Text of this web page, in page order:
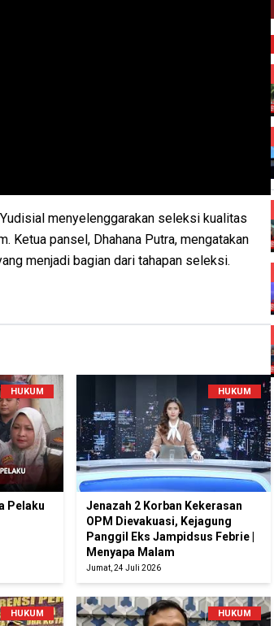
menyelenggarakan seleksi kualitas
Ketua pansel, Dhahana Putra, mengatakan
menjadi bagian dari tahapan seleksi.
HUKUM
Pelaku
HUKUM
Jenazah 2 Korban Kekerasan
OPM Dievakuasi, Kejagung
Panggil Eks Jampidsus Febrie |
Menyapa Malam
Jumat, 24 Juli 2026
HUKUM HUKUM